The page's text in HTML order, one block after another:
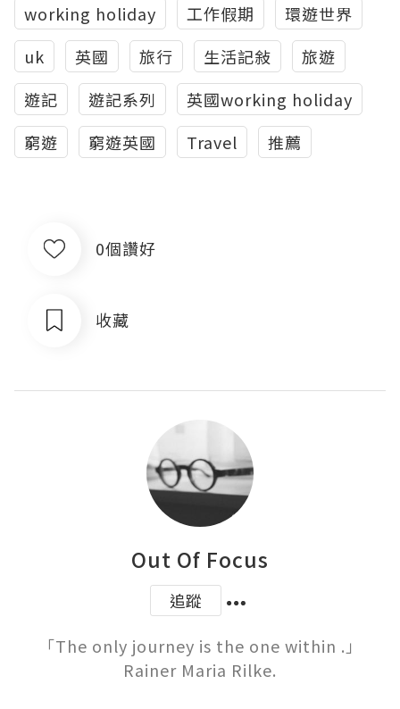
working holiday 工作假期
環遊世界
uk
英國 旅行 生活記敍
旅遊
遊記
遊記系列
英國working holiday
窮遊
窮遊英國 Travel 推薦
0個讚好
收藏
Out Of Focus
追蹤
「The only journey is the one within .」
Rainer Maria Rilke.